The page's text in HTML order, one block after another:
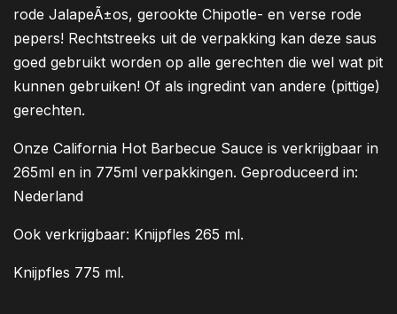
rode JalapeÃ±os, gerookte Chipotle- en verse rode
pepers! Rechtstreeks uit de verpakking kan deze saus
goed gebruikt worden op alle gerechten die wel wat pit
kunnen gebruiken! Of als ingredint van andere (pittige)
gerechten.
Onze California Hot Barbecue Sauce is verkrijgbaar in
265ml en in 775ml verpakkingen. Geproduceerd in:
Nederland
Ook verkrijgbaar: Knijpfles 265 ml.
Knijpfles 775 ml.